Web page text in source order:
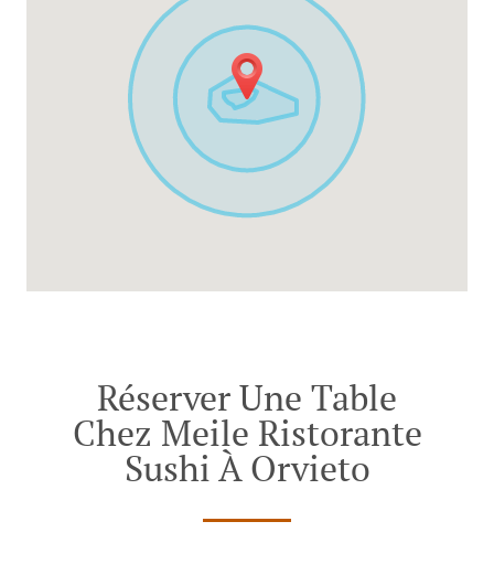
Réserver Une Table
Chez Meile Ristorante
Sushi À Orvieto